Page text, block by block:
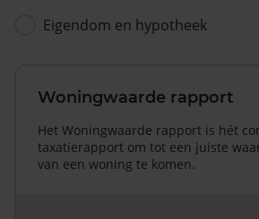
Eigendom en hypotheek
Woningwaarde rapport
Het Woningwaarde rapport is hét
taxatierapport om tot een juiste
van een woning te komen.